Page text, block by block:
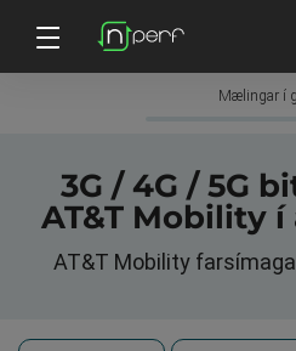
Mælingar í
3G / 4G / 5G
AT&T Mobility
AT&T Mobility